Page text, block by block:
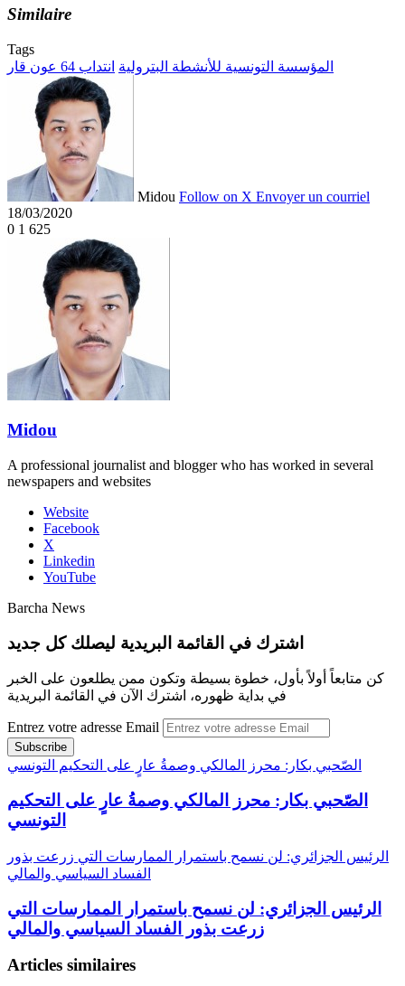
Similaire
Tags
المؤسسة التونسية للأنشطة البترولية انتداب 64 عون قار
Midou Follow on X Envoyer un courriel
18/03/2020
0 1 625
Midou
A professional journalist and blogger who has worked in several
newspapers and websites
Website
Facebook
X
Linkedin
YouTube
Barcha News
اشترك في القائمة البريدية ليصلك كل جديد
كن متابعاً أولاً بأول، خطوة بسيطة وتكون ممن يطلعون على الخبر
في بداية ظهوره، اشترك الآن في القائمة البريدية
Entrez votre adresse Email
الصّحبي بكار: محرز المالكي وصمةُ عارٍ على التحكيم التونسي
الصّحبي بكار: محرز المالكي وصمةُ عارٍ على التحكيم
التونسي
الرئيس الجزائري: لن نسمح باستمرار الممارسات التي زرعت بذور
الفساد السياسي والمالي
الرئيس الجزائري: لن نسمح باستمرار الممارسات التي
زرعت بذور الفساد السياسي والمالي
Articles similaires